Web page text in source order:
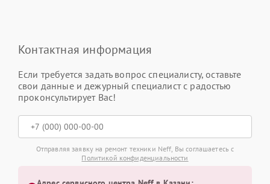
Контактная информация
Если требуется задать вопрос специалисту, оставьте
свои данные и дежурный специалист с радостью
проконсультирует Вас!
Отправляя заявку на ремонт техники Neff, Вы соглашаетесь с
Политикой конфиденциальности